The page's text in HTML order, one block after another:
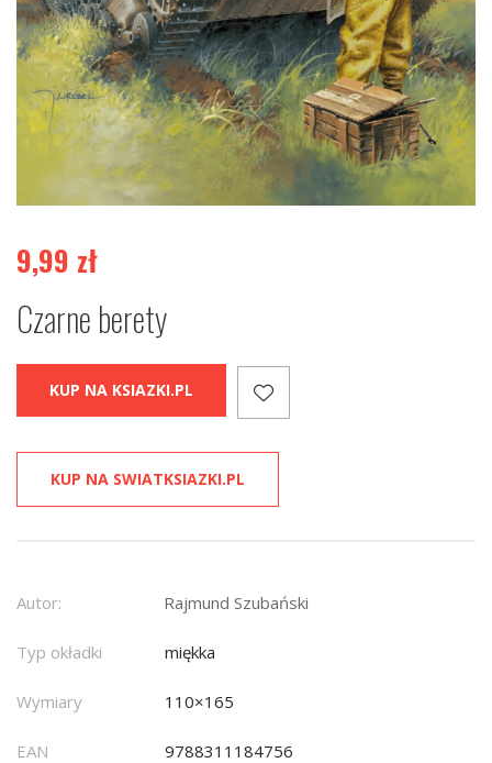
9,99 zł
Czarne berety
KUP NA KSIAZKI.PL
KUP NA SWIATKSIAZKI.PL
Autor: Rajmund Szubański
Typ okładki miękka
Wymiary 110×165
EAN 9788311184756